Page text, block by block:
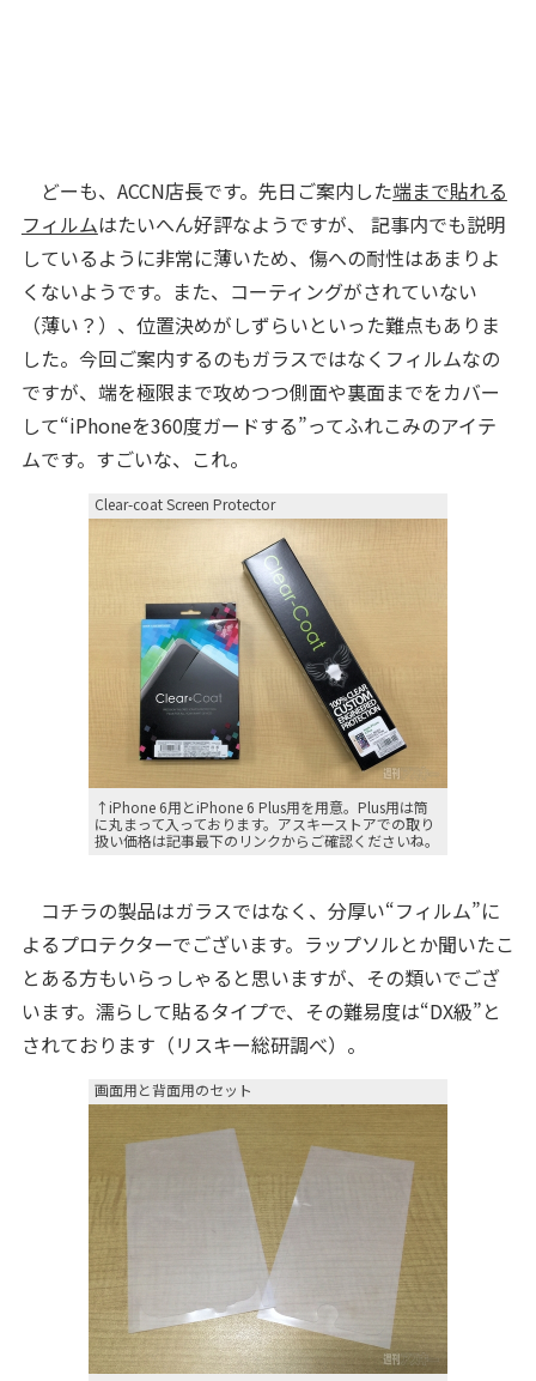
どーも、ACCN店長です。先日ご案内した端まで貼れる
フィルムはたいへん好評なようですが、 記事内でも説明
しているように非常に薄いため、傷への耐性はあまりよ
くないようです。また、コーティングがされていない
（薄い？）、位置決めがしずらいといった難点もありま
した。今回ご案内するのもガラスではなくフィルムなの
ですが、端を極限まで攻めつつ側面や裏面までをカバー
して“iPhoneを360度ガードする”ってふれこみのアイテ
ムです。すごいな、これ。
Clear-coat Screen Protector
↑iPhone 6用とiPhone 6 Plus用を用意。Plus用は筒
に丸まって入っております。アスキーストアでの取り
扱い価格は記事最下のリンクからご確認くださいね。
コチラの製品はガラスではなく、分厚い“フィルム”に
よるプロテクターでございます。ラップソルとか聞いたこ
とある方もいらっしゃると思いますが、その類いでござ
います。濡らして貼るタイプで、その難易度は“DX級”と
されております（リスキー総研調べ）。
画面用と背面用のセット